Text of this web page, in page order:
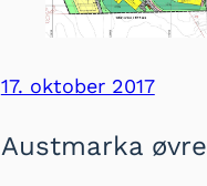
17. oktober 2017
Austmarka øvre